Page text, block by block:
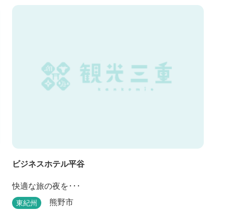
ビジネスホテル平谷
快適な旅の夜を･･･
東紀州 熊野市